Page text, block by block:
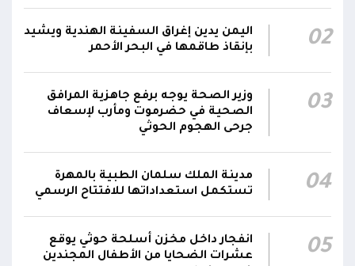
الكهرباء بالمخا
15:22
وزير الصحة: القصف الحوثي استهدف أحياءً سكنية
02
اليمن يدين إغراق السفينة الهندية ويشيد
بإنقاذ طاقمها في البحر الأحمر
03
وزير الصحة يوجه برفع جاهزية المرافق
الصحية في حضرموت ومأرب لإسعاف
جرحى الهجوم الحوثي
04
مدينة الملك سلمان الطبية بالمهرة
تستكمل استعداداتها للافتتاح الرسمي
05
انفجار داخل مخزن أسلحة حوثي يوقع
عشرات الضحايا من الأطفال المجندين